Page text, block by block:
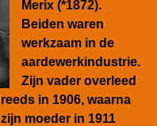
Merix (*1872).
Beiden waren
werkzaam in de
aardewerkindustrie.
Zijn vader overleed
reeds in 1906, waarna
zijn moeder in 1911